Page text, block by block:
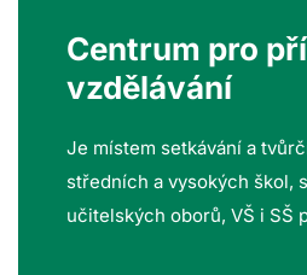
Centrum pro
vzdělávání
Je místem setkávání a
středních a vysokých škol,
učitelských oborů, VŠ i SŠ